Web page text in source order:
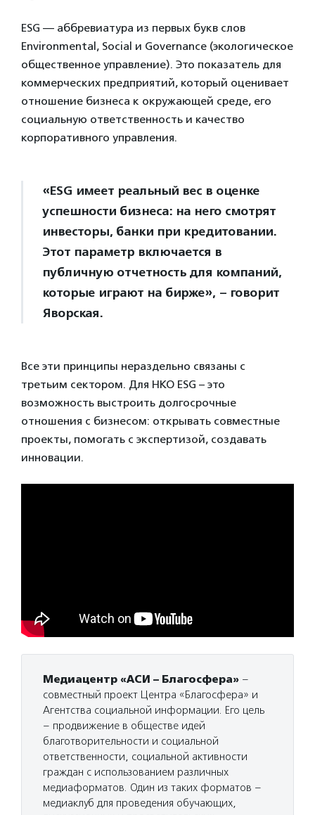
ESG — аббревиатура из первых букв слов
Environmental, Social и Governance (экологическое
общественное управление). Это показатель для
коммерческих предприятий, который оценивает
отношение бизнеса к окружающей среде, его
социальную ответственность и качество
корпоративного управления.
«ESG имеет реальный вес в оценке
успешности бизнеса: на него смотрят
инвесторы, банки при кредитовании.
Этот параметр включается в
публичную отчетность для компаний,
которые играют на бирже», – говорит
Яворская.
Все эти принципы нераздельно связаны с
третьим сектором. Для НКО ESG – это
возможность выстроить долгосрочные
отношения с бизнесом: открывать совместные
проекты, помогать с экспертизой, создавать
инновации.
Медиацентр «АСИ – Благосфера» –
совместный проект Центра «Благосфера» и
Агентства социальной информации. Его цель
– продвижение в обществе идей
благотворительности и социальной
ответственности, социальной активности
граждан с использованием различных
медиаформатов. Один из таких форматов –
медиаклуб для проведения обучающих,